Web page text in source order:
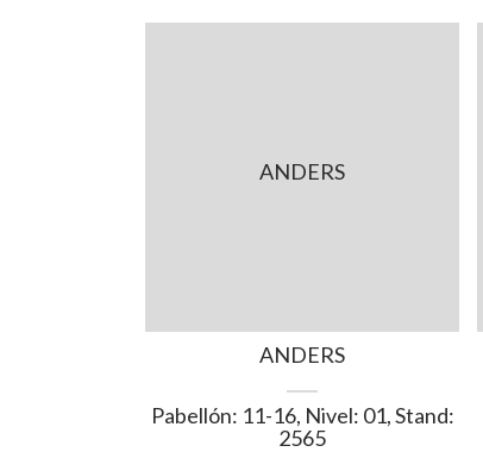
ANDERS
ANDERS
Pabellón: 11-16, Nivel: 01, Stand:
2565